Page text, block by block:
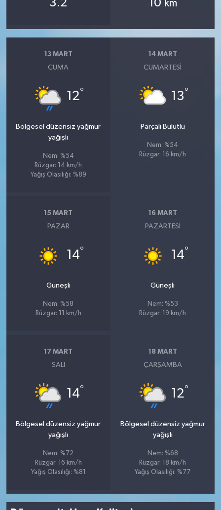
3.2 10 km
13 MART
CUMA
12°
Bölgesel düzensiz yağmur
yağışlı
Nem: %54
Rüzgar: 14 km/h
Yağış Olasılığı: %89
14 MART
CUMARTESI
13°
Parçalı Bulutlu
Nem: %54
Rüzgar: 16 km/h
15 MART
PAZAR
14°
Güneşli
Nem: %58
Rüzgar: 11 km/h
16 MART
PAZARTESI
14°
Güneşli
Nem: %53
Rüzgar: 19 km/h
17 MART
SALI
14°
Bölgesel düzensiz yağmur
yağışlı
Nem: %72
Rüzgar: 16 km/h
Yağış Olasılığı: %81
18 MART
ÇARŞAMBA
12°
Bölgesel düzensiz yağmur
yağışlı
Nem: %68
Rüzgar: 18 km/h
Yağış Olasılığı: %77